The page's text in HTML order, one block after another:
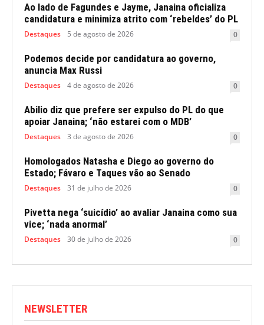
Ao lado de Fagundes e Jayme, Janaina oficializa
candidatura e minimiza atrito com ‘rebeldes’ do PL
Destaques 5 de agosto de 2026 0
Podemos decide por candidatura ao governo,
anuncia Max Russi
Destaques 4 de agosto de 2026 0
Abilio diz que prefere ser expulso do PL do que
apoiar Janaina; ‘não estarei com o MDB’
Destaques 3 de agosto de 2026 0
Homologados Natasha e Diego ao governo do
Estado; Fávaro e Taques vão ao Senado
Destaques 31 de julho de 2026 0
Pivetta nega ‘suicídio’ ao avaliar Janaina como sua
vice; ‘nada anormal’
Destaques 30 de julho de 2026 0
NEWSLETTER